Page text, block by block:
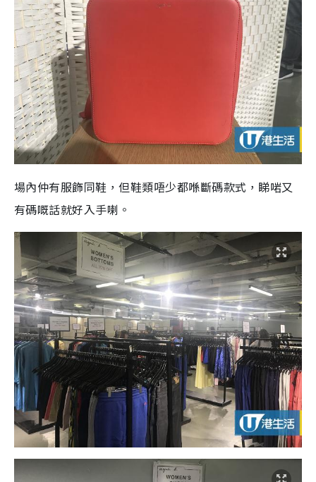
場內仲有服飾同鞋，但鞋類唔少都喺斷碼款式，睇啱又
有碼嘅話就好入手喇。